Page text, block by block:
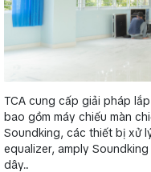
TCA cung cấp giải pháp
bao gồm máy chiếu màn
Soundking, các thiết bị xử
equalizer, amply
dây...